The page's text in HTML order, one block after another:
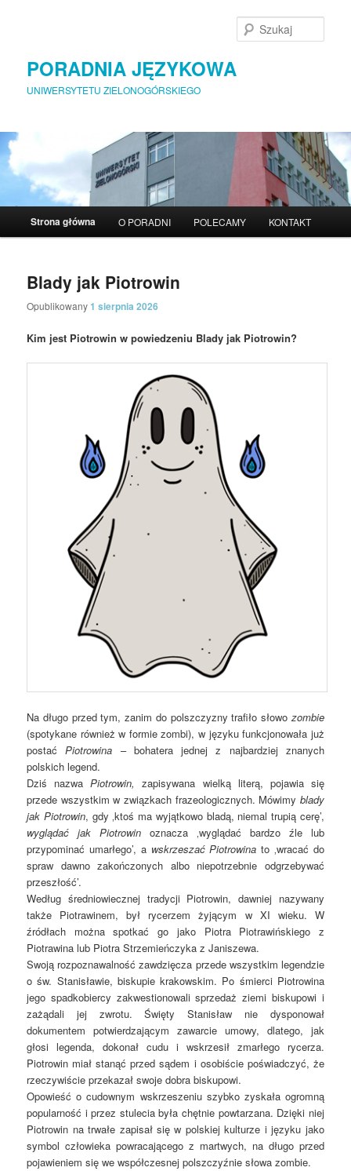
PORADNIA JĘZYKOWA
UNIWERSYTETU ZIELONOGÓRSKIEGO
Menu główne
Przeskocz do tekstu
Przeskocz do widgetów
Strona główna O PORADNI POLECAMY KONTAKT
Blady jak Piotrowin
Opublikowany1 sierpnia 2026
Kim jest Piotrowin w powiedzeniu Blady jak Piotrowin?
Na długo przed tym, zanim do polszczyzny trafiło słowozombie
(spotykane również w formie zombi), w języku funkcjonowała już
postaćPiotrowina – bohatera jednej z najbardziej znanych
polskich legend.
Dziś nazwaPiotrowin, zapisywana wielką literą, pojawia się
przede wszystkim w związkach frazeologicznych. Mówimy blady
jak Piotrowin, gdy ‚ktoś ma wyjątkowo bladą, niemal trupią cerę’,
wyglądać jak Piotrowin oznacza ‚wyglądać bardzo źle lub
przypominać umarłego’, a wskrzeszać Piotrowina to ‚wracać do
spraw dawno zakończonych albo niepotrzebnie odgrzebywać
przeszłość’.
Według średniowiecznej tradycji Piotrowin, dawniej nazywany
także Piotrawinem, był rycerzem żyjącym w XI wieku. W
źródłach można spotkać go jako Piotra Piotrawińskiego z
Piotrawina lub Piotra Strzemieńczyka z Janiszewa.
Swoją rozpoznawalność zawdzięcza przede wszystkim legendzie
o św. Stanisławie, biskupie krakowskim. Po śmierci Piotrowina
jego spadkobiercy zakwestionowali sprzedaż ziemi biskupowi i
zażądali jej zwrotu. Święty Stanisław nie dysponował
dokumentem potwierdzającym zawarcie umowy, dlatego, jak
głosi legenda, dokonał cudu i wskrzesił zmarłego rycerza.
Piotrowin miał stanąć przed sądem i osobiście poświadczyć, że
rzeczywiście przekazał swoje dobra biskupowi.
Opowieść o cudownym wskrzeszeniu szybko zyskała ogromną
popularność i przez stulecia była chętnie powtarzana. Dzięki niej
Piotrowin na trwałe zapisał się w polskiej kulturze i języku jako
symbol człowieka powracającego z martwych, na długo przed
pojawieniem się we współczesnej polszczyźnie słowa zombie.